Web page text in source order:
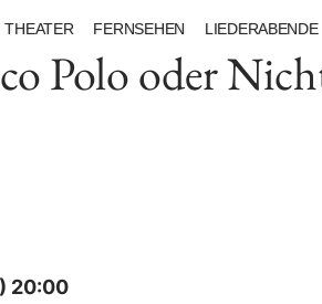
THEATER FERNSEHEN LIEDERABENDE
Polo oder
20:00